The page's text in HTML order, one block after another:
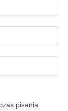
pisania